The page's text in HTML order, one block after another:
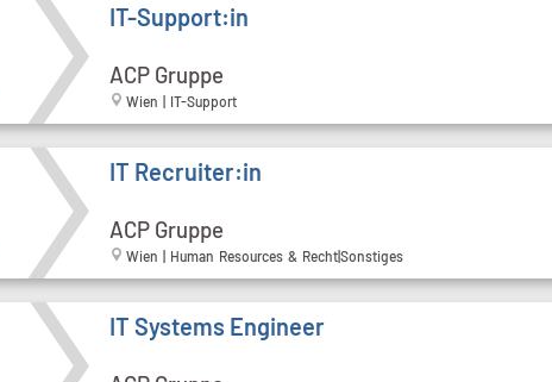
IT-Support:in
ACP Gruppe
Wien | IT-Support
IT Recruiter:in
ACP Gruppe
Wien | Human Resources & Recht|Sonstiges
IT Systems Engineer